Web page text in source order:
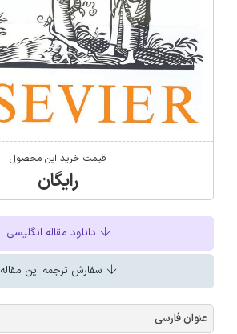
قیمت خرید این محصول
رایگان
دانلود مقاله انگلیسی
سفارش ترجمه این مقاله
عنوان فارسی